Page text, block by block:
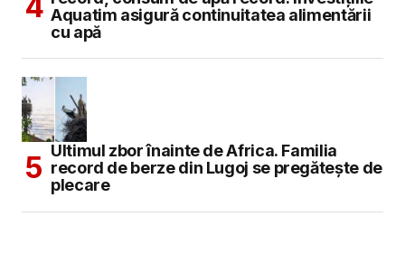
Aquatim asigură continuitatea alimentării
cu apă
Ultimul zbor înainte de Africa. Familia
record de berze din Lugoj se pregătește de
plecare